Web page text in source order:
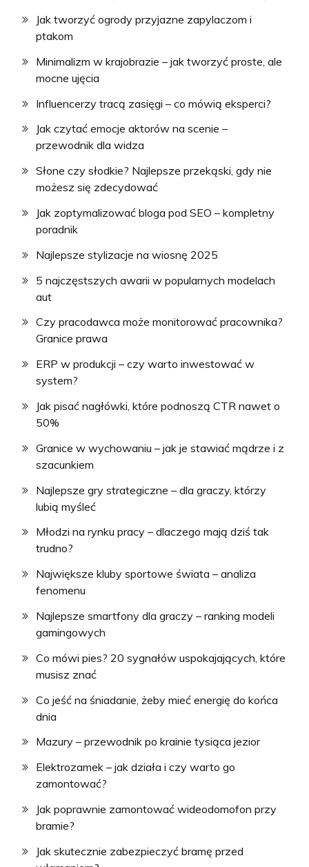
Jak tworzyć ogrody przyjazne zapylaczom i
ptakom
Minimalizm w krajobrazie – jak tworzyć proste, ale
mocne ujęcia
Influencerzy tracą zasięgi – co mówią eksperci?
Jak czytać emocje aktorów na scenie –
przewodnik dla widza
Słone czy słodkie? Najlepsze przekąski, gdy nie
możesz się zdecydować
Jak zoptymalizować bloga pod SEO – kompletny
poradnik
Najlepsze stylizacje na wiosnę 2025
5 najczęstszych awarii w popularnych modelach
aut
Czy pracodawca może monitorować pracownika?
Granice prawa
ERP w produkcji – czy warto inwestować w
system?
Jak pisać nagłówki, które podnoszą CTR nawet o
50%
Granice w wychowaniu – jak je stawiać mądrze i z
szacunkiem
Najlepsze gry strategiczne – dla graczy, którzy
lubią myśleć
Młodzi na rynku pracy – dlaczego mają dziś tak
trudno?
Największe kluby sportowe świata – analiza
fenomenu
Najlepsze smartfony dla graczy – ranking modeli
gamingowych
Co mówi pies? 20 sygnałów uspokajających, które
musisz znać
Co jeść na śniadanie, żeby mieć energię do końca
dnia
Mazury – przewodnik po krainie tysiąca jezior
Elektrozamek – jak działa i czy warto go
zamontować?
Jak poprawnie zamontować wideodomofon przy
bramie?
Jak skutecznie zabezpieczyć bramę przed